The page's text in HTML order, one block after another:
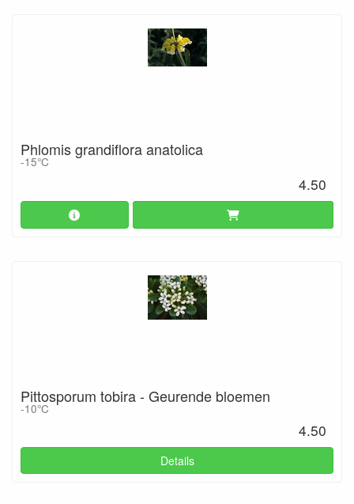
Phlomis grandiflora anatolica
-15°C
4.50
Pittosporum tobira - Geurende bloemen
-10°C
4.50
Details